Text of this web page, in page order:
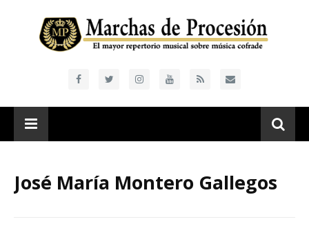
José María Montero Gallegos